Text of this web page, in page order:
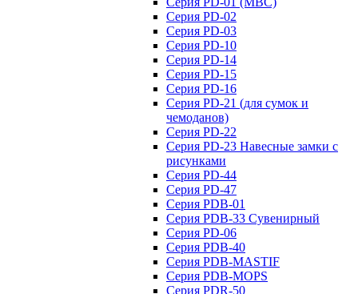
Серия PD-02
Серия PD-03
Серия PD-10
Серия PD-14
Серия PD-15
Серия PD-16
Серия PD-21 (для сумок и
чемоданов)
Серия PD-22
Серия PD-23 Навесные замки с
рисунками
Серия PD-44
Серия PD-47
Серия PDB-01
Серия PDB-33 Сувенирный
Серия PD-06
Серия PDB-40
Серия PDB-MASTIF
Серия PDB-MOPS
Серия PDR-50